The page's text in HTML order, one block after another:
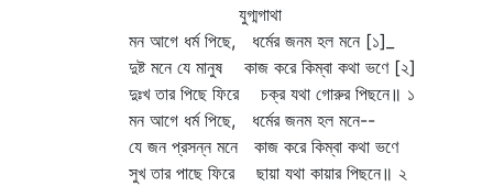
যুগ্মগাথা
মন আগে ধর্ম পিছে, ধর্মের জনম হল মনে [১]_
দুষ্ট মনে যে মানুষ কাজ করে কিম্বা কথা ভণে [২]
দুঃখ তার পিছে ফিরে চক্র যথা গোরুর পিছনে॥ ১
মন আগে ধর্ম পিছে, ধর্মের জনম হল মনে--
যে জন প্রসন্ন মনে কাজ করে কিম্বা কথা ভণে
সুখ তার পাছে ফিরে ছায়া যথা কায়ার পিছনে॥ ২